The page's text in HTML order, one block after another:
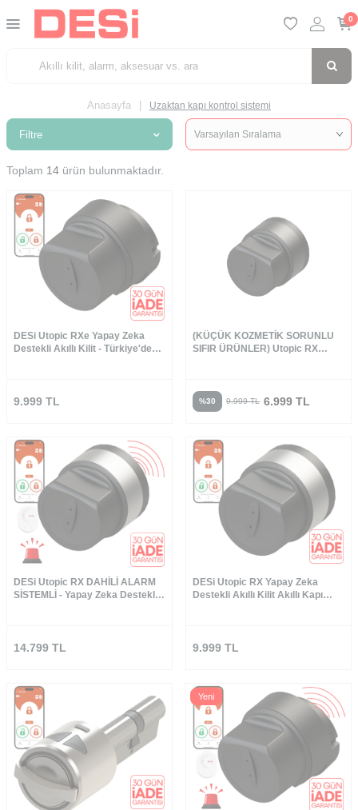
0
Anasayfa Uzaktan kapı kontrol sistemi
Filtre
Toplam 14 ürün bulunmaktadır.
DESi Utopic RXe Yapay Zeka
Destekli Akıllı Kilit - Türkiye′de
9.999 TL
(KÜÇÜK KOZMETİK SORUNLU
SIFIR ÜRÜNLER) Utopic RX
%30 9.999TL 6.999 TL
DESi Utopic RX DAHİLİ ALARM
SİSTEMLİ - Yapay Zeka Destekli
14.799 TL
DESi Utopic RX Yapay Zeka
Destekli Akıllı Kilit Akıllı Kapı
9.999 TL
Yeni